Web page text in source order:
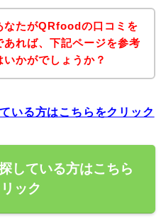
なたがQRfoodの口コミを
あれば、下記ページを参考
かがでしょうか？
いる方はこちらをクリック
している方はこちら
ック